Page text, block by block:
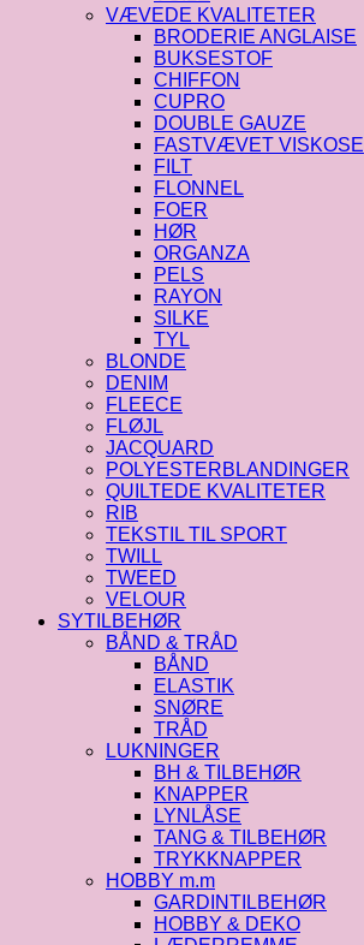
VÆVEDE KVALITETER
BRODERIE ANGLAISE
BUKSESTOF
CHIFFON
CUPRO
DOUBLE GAUZE
FASTVÆVET VISKOSE
FILT
FLONNEL
FOER
HØR
ORGANZA
PELS
RAYON
SILKE
TYL
BLONDE
DENIM
FLEECE
FLØJL
JACQUARD
POLYESTERBLANDINGER
QUILTEDE KVALITETER
RIB
TEKSTIL TIL SPORT
TWILL
TWEED
VELOUR
SYTILBEHØR
BÅND & TRÅD
BÅND
ELASTIK
SNØRE
TRÅD
LUKNINGER
BH & TILBEHØR
KNAPPER
LYNLÅSE
TANG & TILBEHØR
TRYKKNAPPER
HOBBY m.m
GARDINTILBEHØR
HOBBY & DEKO